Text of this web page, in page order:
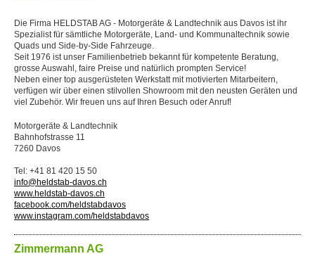
Die Firma HELDSTAB AG - Motorgeräte & Landtechnik aus Davos ist ihr
Spezialist für sämtliche Motorgeräte, Land- und Kommunaltechnik sowie
Quads und Side-by-Side Fahrzeuge.
Seit 1976 ist unser Familienbetrieb bekannt für kompetente Beratung,
grosse Auswahl, faire Preise und natürlich prompten Service!
Neben einer top ausgerüsteten Werkstatt mit motivierten Mitarbeitern,
verfügen wir über einen stilvollen Showroom mit den neusten Geräten und
viel Zubehör. Wir freuen uns auf Ihren Besuch oder Anruf!
Motorgeräte & Landtechnik
Bahnhofstrasse 11
7260 Davos
Tel: +41 81 420 15 50
info@heldstab-davos.ch
www.heldstab-davos.ch
facebook.com/heldstabdavos
www.instagram.com/heldstabdavos
Zimmermann AG